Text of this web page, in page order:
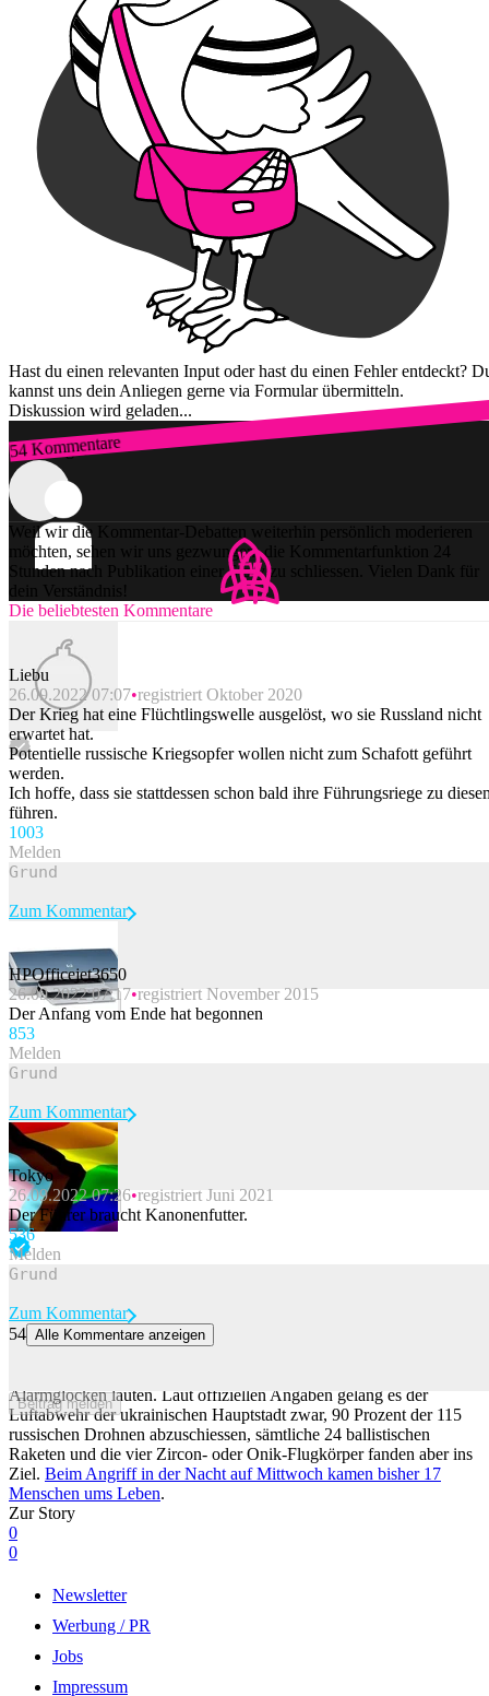
Hast du einen relevanten Input oder hast du einen Fehler entdeckt?
kannst uns dein Anliegen gerne via Formular übermitteln.
Diskussion wird geladen...
54 Kommentare
Zum Login
Weil wir die Kommentar-Debatten weiterhin persönlich moderieren
möchten, sehen wir uns gezwungen, die Kommentarfunktion 24
Stunden nach Publikation einer Story zu schliessen. Vielen Dank für
dein Verständnis!
Die beliebtesten Kommentare
Liebu
26.09.2022 07:07 registriert Oktober 2020
Der Krieg hat eine Flüchtlingswelle ausgelöst, wo sie Russland nicht
erwartet hat.
Potentielle russische Kriegsopfer wollen nicht zum Schafott geführt
werden.
Ich hoffe, dass sie stattdessen schon bald ihre Führungsriege zu
führen.
1003
Melden
Beitrag melden
Zum Kommentar
HPOfficejet3650
26.09.2022 07:17 registriert November 2015
Der Anfang vom Ende hat begonnen
853
Melden
Beitrag melden
Zum Kommentar
Tokyo
26.09.2022 07:26 registriert Juni 2021
Der Führer braucht Kanonenfutter.
536
Melden
Beitrag melden
Zum Kommentar
54 Alle Kommentare anzeigen
Alarmglocken läuten. Laut offiziellen Angaben gelang es der
Luftabwehr der ukrainischen Hauptstadt zwar, 90 Prozent der 115
russischen Drohnen abzuschiessen, sämtliche 24 ballistischen
Raketen und die vier Zircon- oder Onik-Flugkörper fanden aber ins
Ziel. Beim Angriff in der Nacht auf Mittwoch kamen bisher 17
Menschen ums Leben.
Zur Story
0
0
Newsletter
Werbung / PR
Jobs
Impressum